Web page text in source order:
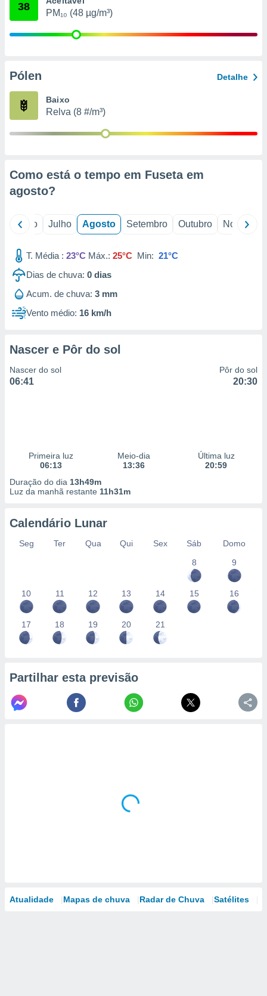
estudos
38
PM₁₀ (48 µg/m³)
Pólen Detalhe
Baixo
Relva (8 #/m³)
Como está o tempo em Fuseta em
agosto?
Junho Julho Agosto Setembro Outubro Novembro
T. Média : 23°C Máx.: 25°C Min: 21°C
Dias de chuva: 0 dias
Acum. de chuva: 3 mm
Vento médio: 16 km/h
Nascer e Pôr do sol
Nascer do sol
06:41
Pôr do sol
20:30
Primeira luz
06:13
Meio-dia
13:36
Última luz
20:59
Duração do dia 13h49m
Luz da manhã restante 11h31m
Calendário Lunar
Seg Ter Qua Qui Sex Sáb
Domo
8
9
10 11 12 13 14 15 16
17 18 19 20 21
Partilhar esta previsão
Atualidade Mapas de chuva Radar de Chuva Satélites